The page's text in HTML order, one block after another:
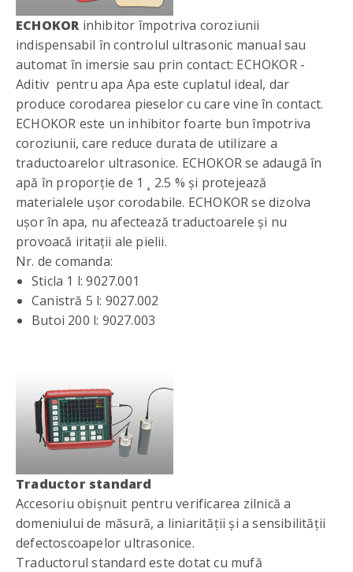
ECHOKOR inhibitor împotriva coroziunii
indispensabil în controlul ultrasonic manual sau
automat în imersie sau prin contact: ECHOKOR -
Aditiv pentru apa Apa este cuplatul ideal, dar
produce corodarea pieselor cu care vine în contact.
ECHOKOR este un inhibitor foarte bun împotriva
coroziunii, care reduce durata de utilizare a
traductoarelor ultrasonice. ECHOKOR se adaugă în
apă în proporție de 1 ¸ 2.5 % și protejează
materialele ușor corodabile. ECHOKOR se dizolva
ușor în apa, nu afectează traductoarele și nu
provoacă iritații ale pielii.
Nr. de comanda:
Sticla 1 l: 9027.001
Canistră 5 l: 9027.002
Butoi 200 l: 9027.003
Traductor standard
Accesoriu obişnuit pentru verificarea zilnică a
domeniului de măsură, a liniarităţii şi a sensibilităţii
defectoscoapelor ultrasonice.
Traductorul standard este dotat cu mufă